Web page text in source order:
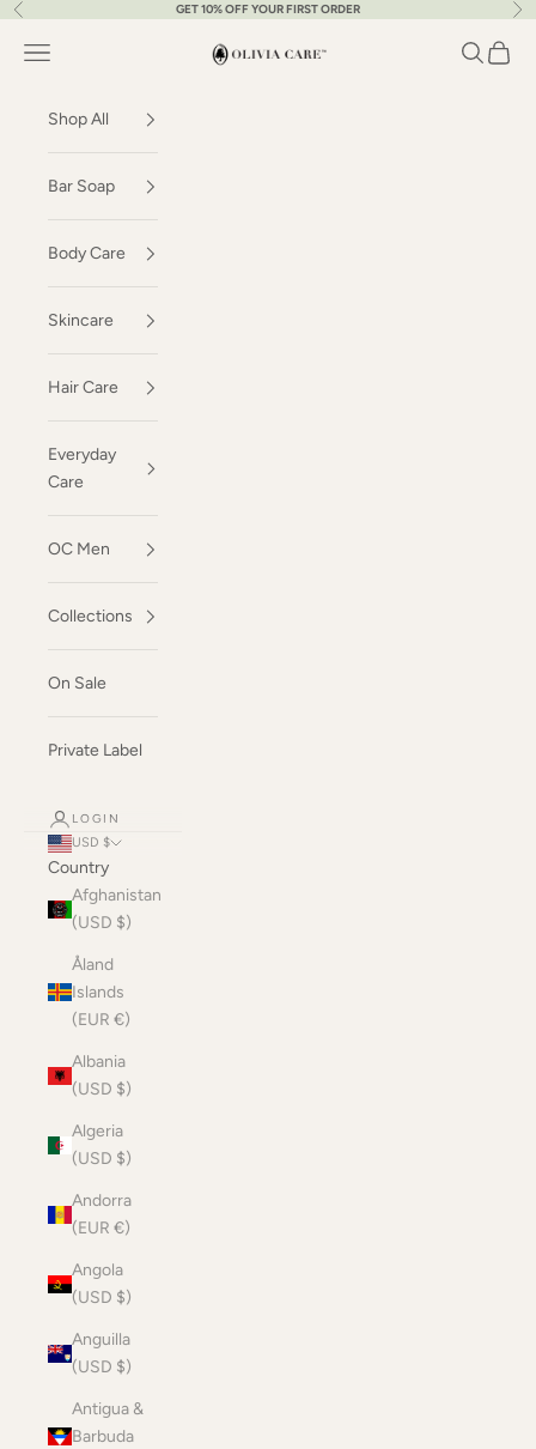
Skip to content
Previous GET 10% OFF YOUR FIRST ORDER
OLIVIA CARE
Navigation menu Search
Cart
Shop All
Bar Soap
Body Care
Skincare
Hair Care
Everyday
Care
OC Men
Collections
On Sale
Private Label
LOGIN
USD $
Country
Afghanistan
(USD $)
Åland
Islands
(EUR €)
Albania
(USD $)
Algeria
(USD $)
Andorra
(EUR €)
Angola
(USD $)
Anguilla
(USD $)
Antigua &
Barbuda